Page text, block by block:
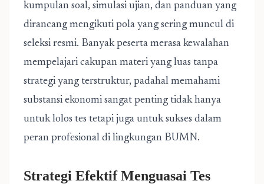
kumpulan soal, simulasi ujian, dan panduan yang
dirancang mengikuti pola yang sering muncul di
seleksi resmi. Banyak peserta merasa kewalahan
mempelajari cakupan materi yang luas tanpa
strategi yang terstruktur, padahal memahami
substansi ekonomi sangat penting tidak hanya
untuk lolos tes tetapi juga untuk sukses dalam
peran profesional di lingkungan BUMN.
Strategi Efektif Menguasai Tes